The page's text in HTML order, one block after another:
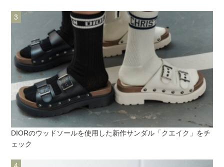
DIORのウッドソールを使用した新作サンダル「クエイク」をチ
ェック